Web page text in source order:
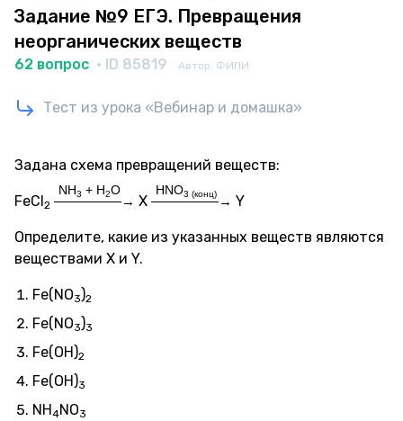
Задание №9 ЕГЭ. Превращения
неорганических веществ
62 вопрос · ID 85819 Автор: ФИПИ
Тест из урока «Вебинар и домашка»
Задана схема превращений веществ:
FeCl2 —————→
NH3 + H2O
X —————→
HNO3 (конц) Y
Определите, какие из указанных веществ являются
веществами X и Y.
Fe(NO3)2
Fe(NO3)3
Fe(OH)2
Fe(OH)3
NH4NO3